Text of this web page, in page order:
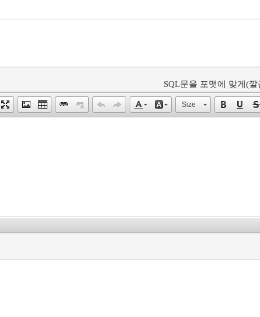
SQL문을 포맷에 맞게(
Size